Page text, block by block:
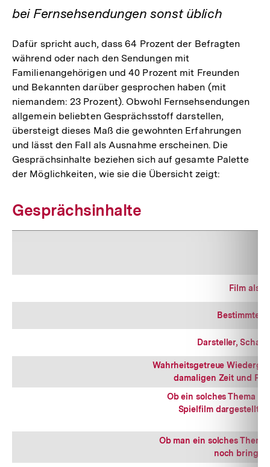
bei Fernsehsendungen sonst üblich
Dafür spricht auch, dass 64 Prozent der Befragten
während oder nach den Sendungen mit
Familienangehörigen und 40 Prozent mit Freunden
und Bekannten darüber gesprochen haben (mit
niemandem: 23 Prozent). Obwohl Fernsehsendungen
allgemein beliebten Gesprächsstoff darstellen,
übersteigt dieses Maß die gewohnten Erfahrungen
und lässt den Fall als Ausnahme erscheinen. Die
Gesprächsinhalte beziehen sich auf gesamte Palette
der Möglichkeiten, wie sie die Übersicht zeigt:
Gesprächsinhalte
Film als
Bestimmte
Darsteller,
Wahrheitsgetreue
damaligen Zeit und
Ob ein solches Thema in
Spielfilm dargestellt
Ob man ein solches Thema
noch